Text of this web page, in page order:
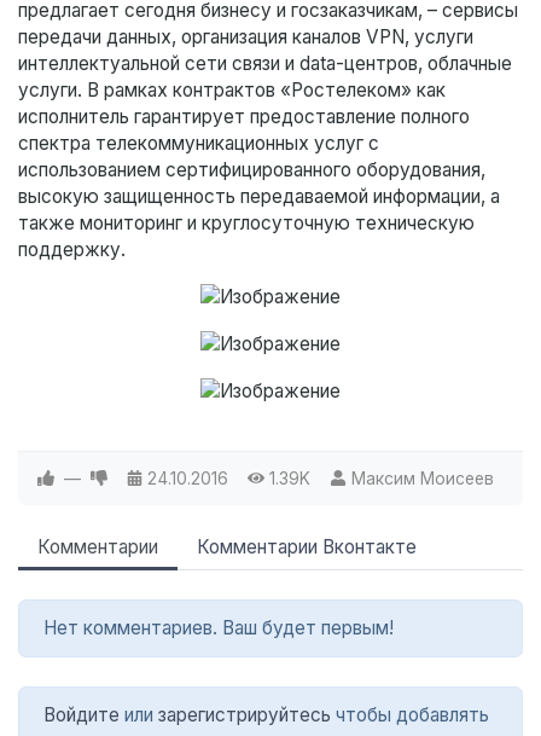
предлагает сегодня бизнесу и госзаказчикам, – сервисы
передачи данных, организация каналов VPN, услуги
интеллектуальной сети связи и data-центров, облачные
услуги. В рамках контрактов «Ростелеком» как
исполнитель гарантирует предоставление полного
спектра телекоммуникационных услуг с
использованием сертифицированного оборудования,
высокую защищенность передаваемой информации, а
также мониторинг и круглосуточную техническую
поддержку.
— 24.10.2016 1.39K Максим Моисеев
Комментарии Комментарии Вконтакте
Нет комментариев. Ваш будет первым!
Войдите или зарегистрируйтесь чтобы добавлять